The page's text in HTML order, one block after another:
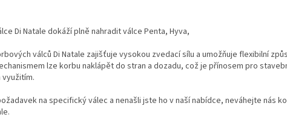
d
a
p
Di Natale dokáží plně nahradit válce Penta, Hyva,
válců Di Natale zajišťuje vysokou zvedací sílu a umožňuje flexibilní
lze korbu naklápět do stran a dozadu, což je přínosem pro
na specifický válec a nenašli jste ho v naší nabídce, neváhejte nás